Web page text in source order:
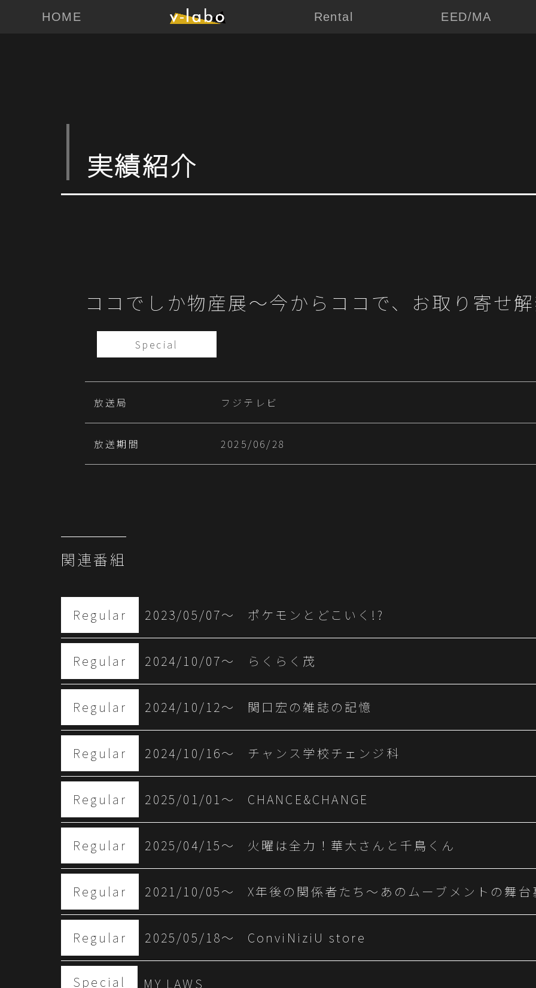
HOME Rental EED/MA
実績紹介
ココでしか物産展〜今からココで、お取り寄せ
Special
放送局 フジテレビ
放送期間 2025/06/28
関連番組
Regular 2023/05/07〜 ポケモンとどこいく!?
Regular 2024/10/07〜 らくらく茂
Regular 2024/10/12〜 関口宏の雑誌の記憶
Regular 2024/10/16〜 チャンス学校チェンジ科
Regular 2025/01/01〜 CHANCE&CHANGE
Regular 2025/04/15〜 火曜は全力！華大さんと千鳥くん
Regular 2021/10/05〜 X年後の関係者たち〜あのムーブメントの舞
Regular 2025/05/18〜 ConviNiziU store
Special MY LAWS